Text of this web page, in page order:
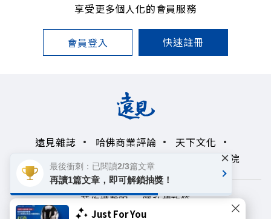
Just For You
享受更多個人化的會員服務
會員登入 快速註冊
遠見雜誌 哈佛商業評論
天下文化
未來親子學習平台
50+ 領導影響力學院
著作權聲明
隱私權政策
最後衝刺：已閱讀2/3篇文章
再讀1篇文章，即可解鎖抽獎！
×